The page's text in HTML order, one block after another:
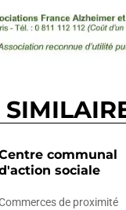
communal
sociale
de proximité